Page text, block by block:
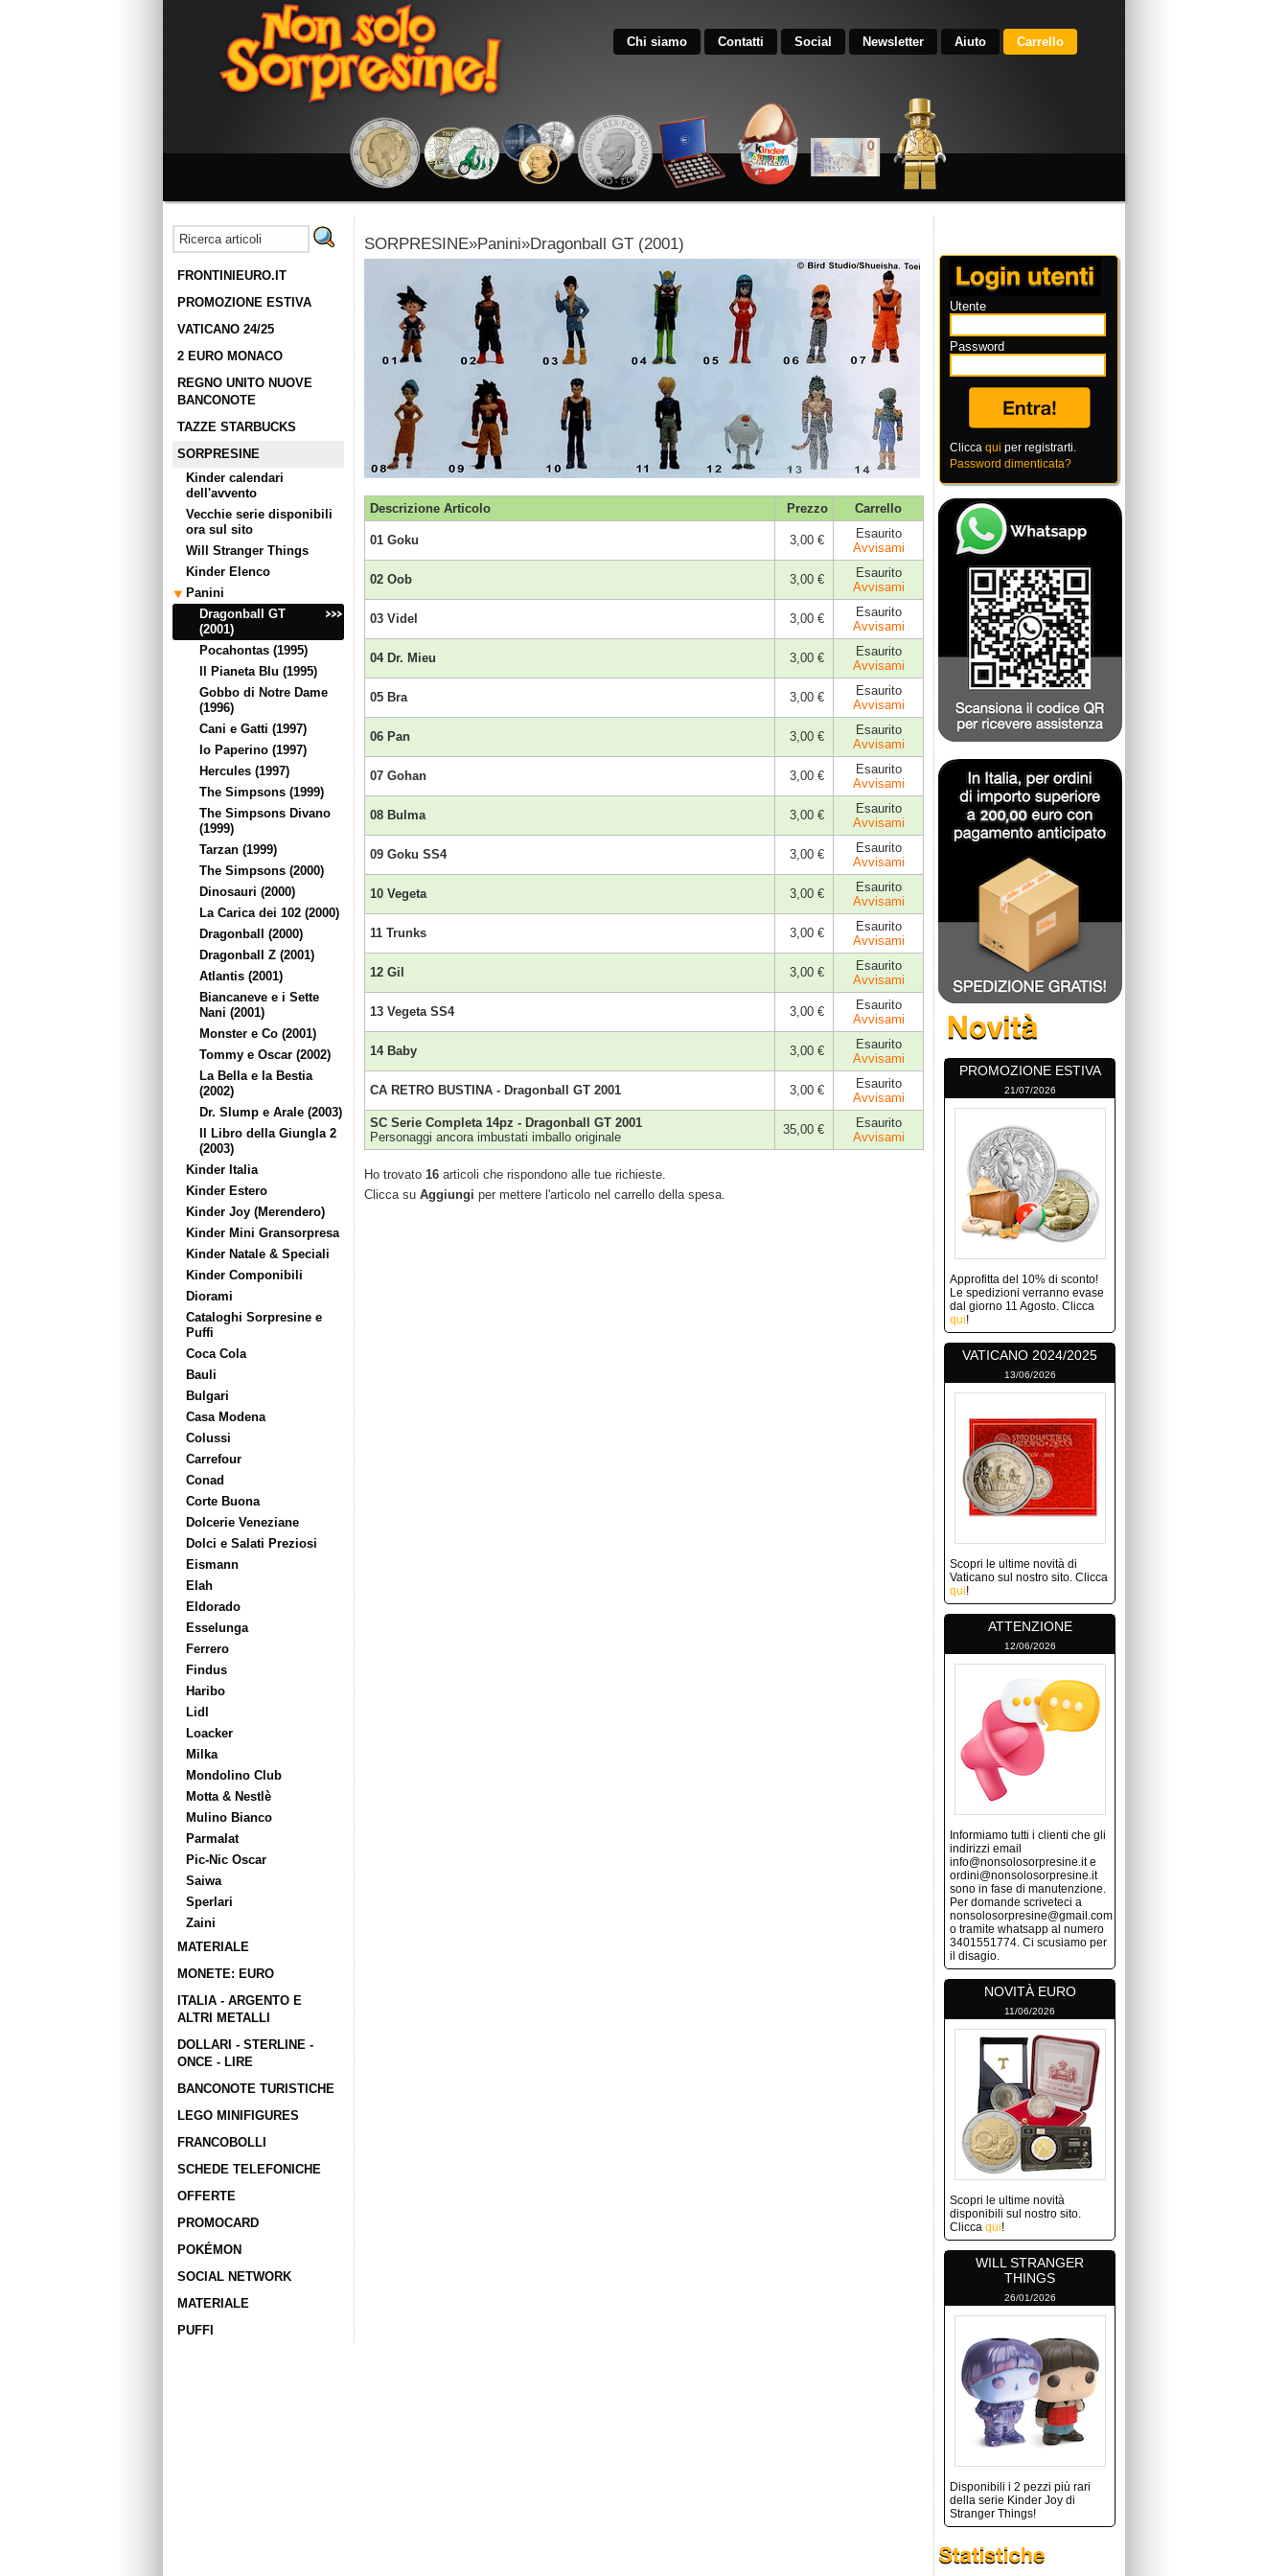
Chi siamo Contatti Social Newsletter Aiuto Carrello
FRONTINIEURO.IT
PROMOZIONE ESTIVA
VATICANO 24/25
2 EURO MONACO
REGNO UNITO NUOVE
BANCONOTE
TAZZE STARBUCKS
SORPRESINE
Kinder calendari
dell'avvento
Vecchie serie disponibili
ora sul sito
Will Stranger Things
Kinder Elenco
Panini
Dragonball GT
(2001)
Pocahontas (1995)
Il Pianeta Blu (1995)
Gobbo di Notre Dame
(1996)
Cani e Gatti (1997)
Io Paperino (1997)
Hercules (1997)
The Simpsons (1999)
The Simpsons Divano
(1999)
Tarzan (1999)
The Simpsons (2000)
Dinosauri (2000)
La Carica dei 102 (2000)
Dragonball (2000)
Dragonball Z (2001)
Atlantis (2001)
Biancaneve e i Sette
Nani (2001)
Monster e Co (2001)
Tommy e Oscar (2002)
La Bella e la Bestia
(2002)
Dr. Slump e Arale (2003)
Il Libro della Giungla 2
(2003)
Kinder Italia
Kinder Estero
Kinder Joy (Merendero)
Kinder Mini Gransorpresa
Kinder Natale & Speciali
Kinder Componibili
Diorami
Cataloghi Sorpresine e
Puffi
Coca Cola
Bauli
Bulgari
Casa Modena
Colussi
Carrefour
Conad
Corte Buona
Dolcerie Veneziane
Dolci e Salati Preziosi
Eismann
Elah
Eldorado
Esselunga
Ferrero
Findus
Haribo
Lidl
Loacker
Milka
Mondolino Club
Motta & Nestlè
Mulino Bianco
Parmalat
Pic-Nic Oscar
Saiwa
Sperlari
Zaini
MATERIALE
MONETE: EURO
ITALIA - ARGENTO E
ALTRI METALLI
DOLLARI - STERLINE -
ONCE - LIRE
BANCONOTE TURISTICHE
LEGO MINIFIGURES
FRANCOBOLLI
SCHEDE TELEFONICHE
OFFERTE
PROMOCARD
POKÉMON
SOCIAL NETWORK
MATERIALE
PUFFI
SORPRESINE»Panini»Dragonball GT (2001)
Descrizione Articolo Prezzo Carrello
01 Goku 3,00 €
Esaurito
Avvisami
02 Oob 3,00 €
Esaurito
Avvisami
03 Videl 3,00 €
Esaurito
Avvisami
04 Dr. Mieu 3,00 €
Esaurito
Avvisami
05 Bra 3,00 €
Esaurito
Avvisami
06 Pan 3,00 €
Esaurito
Avvisami
07 Gohan 3,00 €
Esaurito
Avvisami
08 Bulma 3,00 €
Esaurito
Avvisami
09 Goku SS4 3,00 €
Esaurito
Avvisami
10 Vegeta 3,00 €
Esaurito
Avvisami
11 Trunks 3,00 €
Esaurito
Avvisami
12 Gil 3,00 €
Esaurito
Avvisami
13 Vegeta SS4 3,00 €
Esaurito
Avvisami
14 Baby 3,00 €
Esaurito
Avvisami
CA RETRO BUSTINA - Dragonball GT 2001 3,00 €
Esaurito
Avvisami
SC Serie Completa 14pz - Dragonball GT 2001
Personaggi ancora imbustati imballo originale
35,00 €
Esaurito
Avvisami
Ho trovato 16 articoli che rispondono alle tue richieste.
Clicca su Aggiungi per mettere l'articolo nel carrello della spesa.
Utente
Password
Clicca qui per registrarti.
Password dimenticata?
PROMOZIONE ESTIVA
21/07/2026
Approfitta del 10% di sconto!
Le spedizioni verranno evase
dal giorno 11 Agosto. Clicca
qui!
VATICANO 2024/2025
13/06/2026
Scopri le ultime novità di
Vaticano sul nostro sito. Clicca
qui!
ATTENZIONE
12/06/2026
Informiamo tutti i clienti che gli
indirizzi email
info@nonsolosorpresine.it e
ordini@nonsolosorpresine.it
sono in fase di manutenzione.
Per domande scriveteci a
nonsolosorpresine@gmail.com
o tramite whatsapp al numero
3401551774. Ci scusiamo per
il disagio.
NOVITÀ EURO
11/06/2026
Scopri le ultime novità
disponibili sul nostro sito.
Clicca qui!
WILL STRANGER
THINGS
26/01/2026
Disponibili i 2 pezzi più rari
della serie Kinder Joy di
Stranger Things!